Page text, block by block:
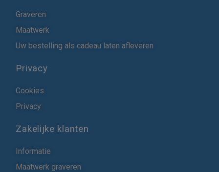
Graveren
Maatwerk
Uw bestelling als cadeau laten afleveren
Privacy
Cookies
Privacy
Zakelijke klanten
Informatie
Maatwerk graveren